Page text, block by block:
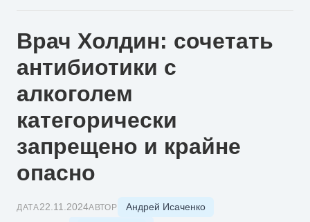
Врач Холдин: сочетать
антибиотики с
алкоголем
категорически
запрещено и крайне
опасно
ДАТА22.11.2024АВТОР Андрей Исаченко